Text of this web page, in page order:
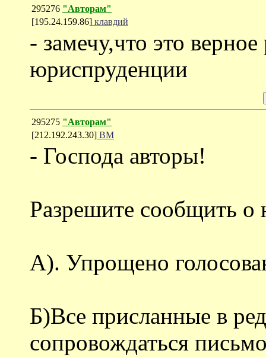
295276 "Авторам"
[195.24.159.86] клавдий
- замечу,что это
юриспруденции
295275 "Авторам"
[212.192.243.30] ВМ
- Господа авторы!
Разрешите сообщить о
А). Упрощено
Б)Все присланные в
сопровождаться